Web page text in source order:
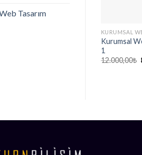
Tasarım
KURUMSAL
Kurumsal
1
12.000,00₺